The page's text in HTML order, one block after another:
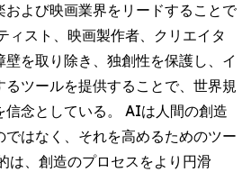
および映画業界をリードすることで
ィスト、映画製作者、クリエイタ
を取り除き、独創性を保護し、イ
るツールを提供することで、世界規
信念としている。 AIは人間の創造
はなく、それを高めるためのツー
は、創造のプロセスをより円滑